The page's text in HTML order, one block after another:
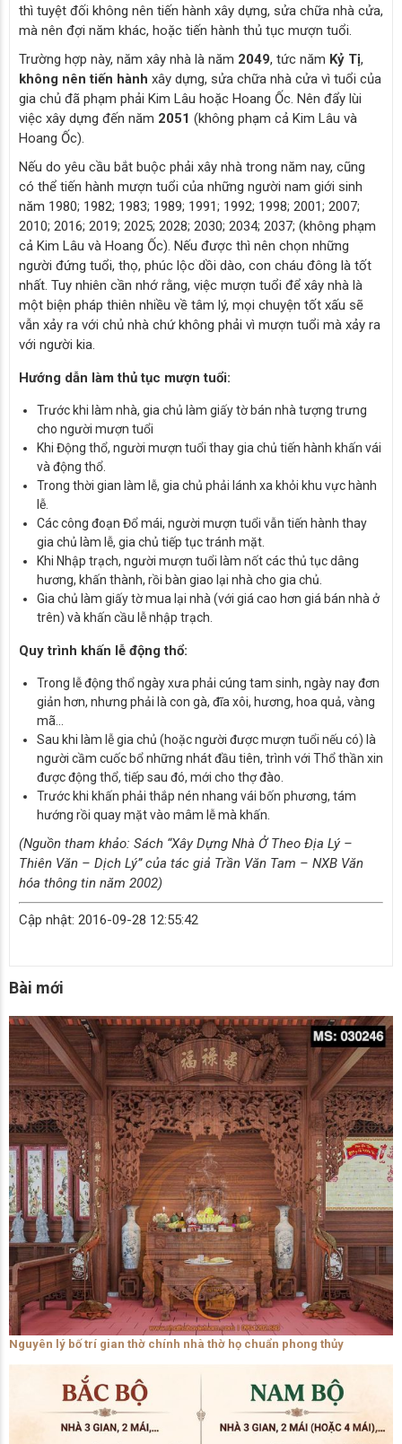
thì tuyệt đối không nên tiến hành xây dựng, sửa chữa nhà cửa,
mà nên đợi năm khác, hoặc tiến hành thủ tục mượn tuổi.
Trường hợp này, năm xây nhà là năm 2049, tức năm Kỷ Tị,
không nên tiến hành xây dựng, sửa chữa nhà cửa vì tuổi của
gia chủ đã phạm phải Kim Lâu hoặc Hoang Ốc. Nên đẩy lùi
việc xây dựng đến năm 2051 (không phạm cả Kim Lâu và
Hoang Ốc).
Nếu do yêu cầu bắt buộc phải xây nhà trong năm nay, cũng
có thể tiến hành mượn tuổi của những người nam giới sinh
năm 1980; 1982; 1983; 1989; 1991; 1992; 1998; 2001; 2007;
2010; 2016; 2019; 2025; 2028; 2030; 2034; 2037; (không phạm
cả Kim Lâu và Hoang Ốc). Nếu được thì nên chọn những
người đứng tuổi, thọ, phúc lộc dồi dào, con cháu đông là tốt
nhất. Tuy nhiên cần nhớ rằng, việc mượn tuổi để xây nhà là
một biện pháp thiên nhiều về tâm lý, mọi chuyện tốt xấu sẽ
vẫn xảy ra với chủ nhà chứ không phải vì mượn tuổi mà xảy ra
với người kia.
Hướng dẫn làm thủ tục mượn tuổi:
Trước khi làm nhà, gia chủ làm giấy tờ bán nhà tượng trưng
cho người mượn tuổi
Khi Động thổ, người mượn tuổi thay gia chủ tiến hành khấn vái
và động thổ.
Trong thời gian làm lễ, gia chủ phải lánh xa khỏi khu vực hành
lễ.
Các công đoạn Đổ mái, người mượn tuổi vẫn tiến hành thay
gia chủ làm lễ, gia chủ tiếp tục tránh mặt.
Khi Nhập trạch, người mượn tuổi làm nốt các thủ tục dâng
hương, khấn thành, rồi bàn giao lại nhà cho gia chủ.
Gia chủ làm giấy tờ mua lại nhà (với giá cao hơn giá bán nhà ở
trên) và khấn cầu lễ nhập trạch.
Quy trình khấn lễ động thổ:
Trong lễ động thổ ngày xưa phải cúng tam sinh, ngày nay đơn
giản hơn, nhưng phải là con gà, đĩa xôi, hương, hoa quả, vàng
mã…
Sau khi làm lễ gia chủ (hoặc người được mượn tuổi nếu có) là
người cầm cuốc bổ những nhát đầu tiên, trình với Thổ thần xin
được động thổ, tiếp sau đó, mới cho thợ đào.
Trước khi khấn phải thắp nén nhang vái bốn phương, tám
hướng rồi quay mặt vào mâm lễ mà khấn.
(Nguồn tham khảo: Sách “Xây Dựng Nhà Ở Theo Địa Lý –
Thiên Văn – Dịch Lý” của tác giả Trần Văn Tam – NXB Văn
hóa thông tin năm 2002)
Cập nhật: 2016-09-28 12:55:42
Bài mới
Nguyên lý bố trí gian thờ chính nhà thờ họ chuẩn phong thủy